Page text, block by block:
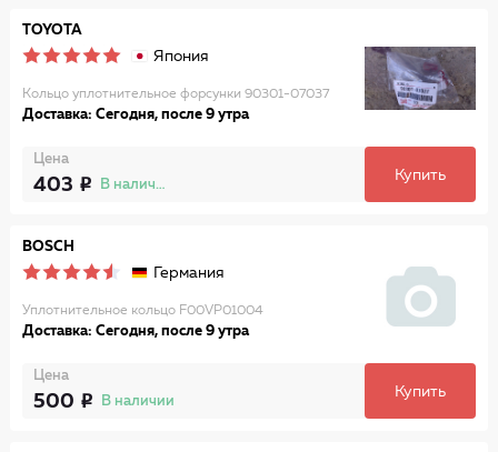
TOYOTA
Япония
Кольцо уплотнительное форсунки 90301-07037
Доставка: Сегодня, после 9 утра
Цена
403 В наличии
Купить
BOSCH
Германия
Уплотнительное кольцо F00VP01004
Доставка: Сегодня, после 9 утра
Цена
500 В наличии
Купить